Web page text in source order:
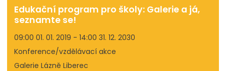
Edukační program pro školy: Galerie a já,
seznamte se!
09:00 01. 01. 2019 - 14:00 31. 12. 2030
Konference/vzdělávací akce
Galerie Lázně Liberec